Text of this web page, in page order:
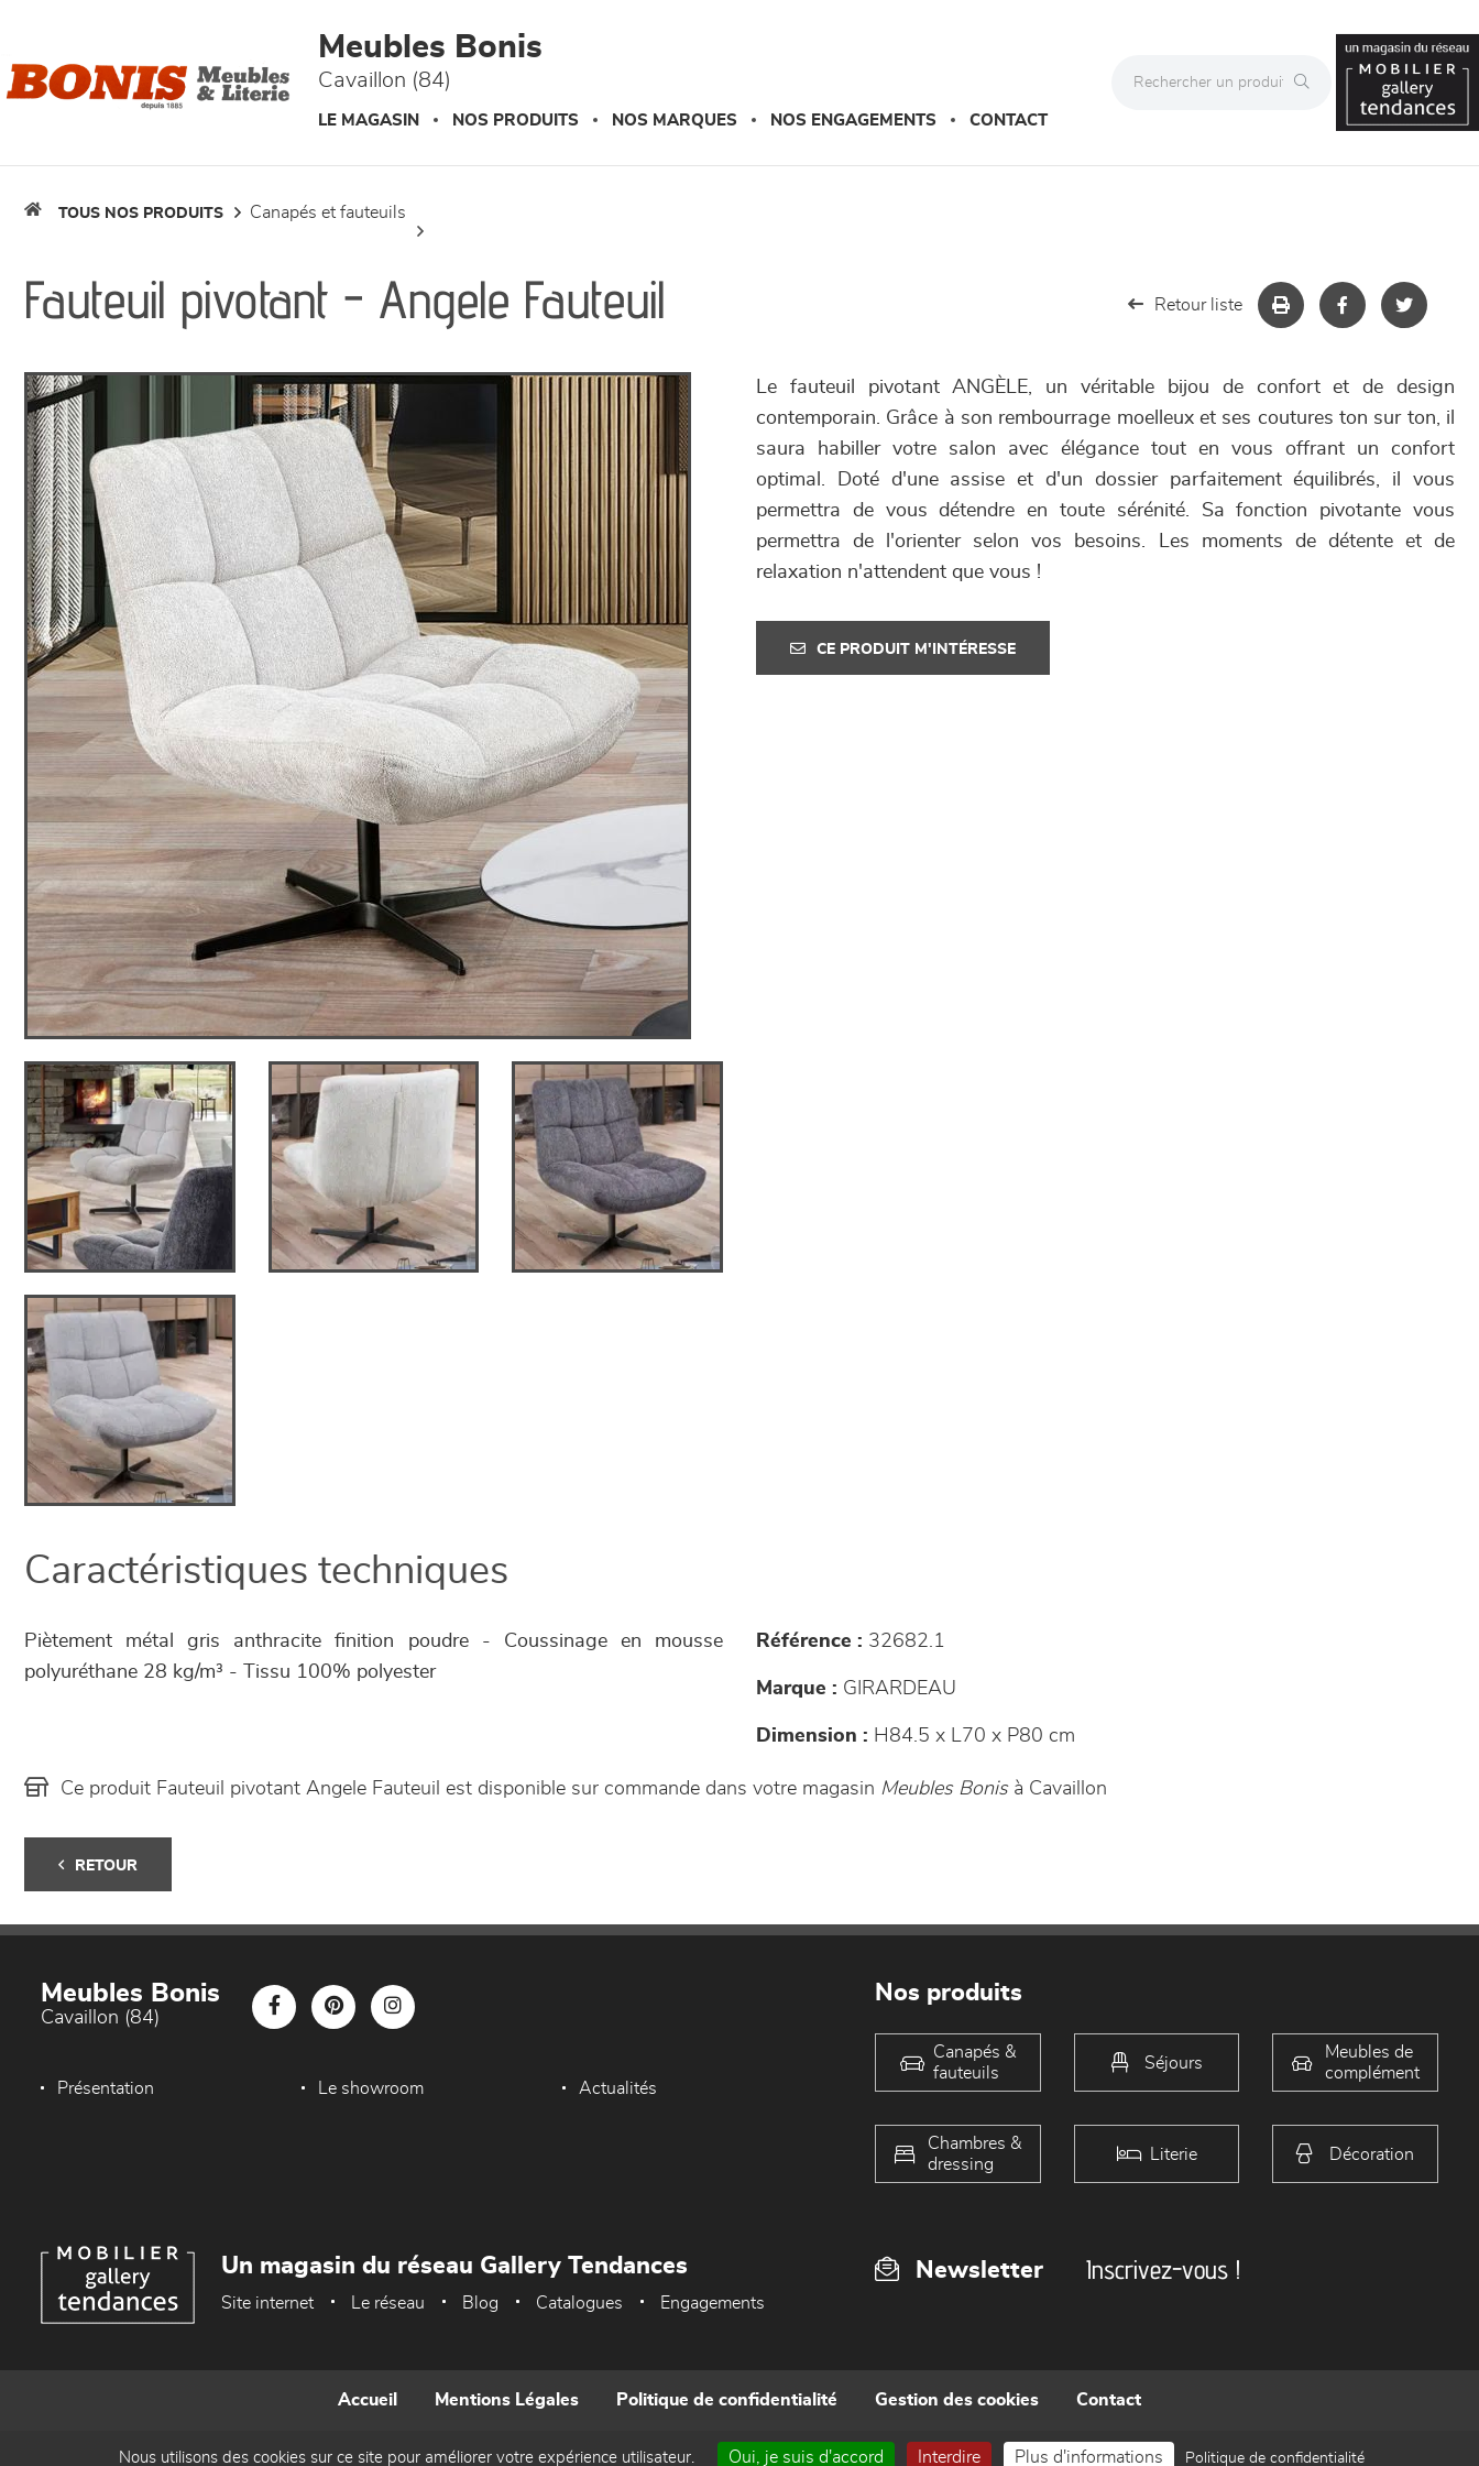
Meubles Bonis
Cavaillon (84)
LE MAGASIN NOS PRODUITS NOS MARQUES NOS ENGAGEMENTS CONTACT
TOUS NOS PRODUITS canapés et fauteuils
Fauteuil pivotant - Angele Fauteuil Retour liste
Le fauteuil pivotant ANGÈLE, un véritable bijou de confort et de design
contemporain. Grâce à son rembourrage moelleux et ses coutures ton sur ton, il
saura habiller votre salon avec élégance tout en vous offrant un confort
optimal. Doté d'une assise et d'un dossier parfaitement équilibrés, il vous
permettra de vous détendre en toute sérénité. Sa fonction pivotante vous
permettra de l'orienter selon vos besoins. Les moments de détente et de
relaxation n'attendent que vous !
CE PRODUIT M'INTÉRESSE
Caractéristiques techniques
Piètement métal gris anthracite finition poudre - Coussinage en mousse
polyuréthane 28 kg/m³ - Tissu 100% polyester
Référence : 32682.1
Marque : GIRARDEAU
Dimension : H84.5 x L70 x P80 cm
Ce produit Fauteuil pivotant Angele Fauteuil est disponible sur commande dans votre magasin Meubles Bonisà Cavaillon
RETOUR
Meubles Bonis
Cavaillon (84)
Présentation Le showroom Actualités
Nos produits
Canapés &
fauteuils
Séjours
Meubles de
complément
Chambres &
dressing
Literie Décoration
Newsletter Inscrivez-vous !
Un magasin du réseau Gallery Tendances
Site internet Le réseau Blog Catalogues Engagements
Accueil Mentions Légales Politique de confidentialité Gestion des cookies Contact
Réalisé par WEB Enseignes
Nous utilisons des cookies sur ce site pour améliorer votre expérience utilisateur. Oui, je suis d'accord Interdire Plus d'informations Politique de confidentialité